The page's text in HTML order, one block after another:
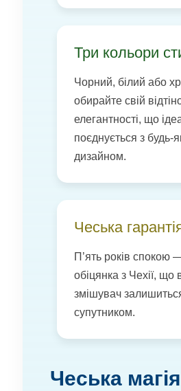
Три кольори
Чорний, білий або
обирайте свій
елегантності, що
поєднується з будь-
дизайном.
Чеська
П’ять років спокою
обіцянка з Чехії, що
змішувач
супутником.
Чеська